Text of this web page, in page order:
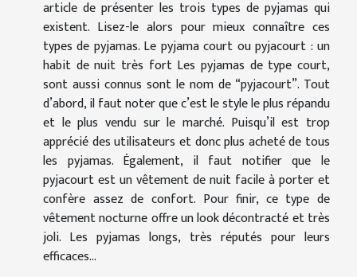
article de présenter les trois types de pyjamas qui
existent. Lisez-le alors pour mieux connaître ces
types de pyjamas. Le pyjama court ou pyjacourt : un
habit de nuit très fort Les pyjamas de type court,
sont aussi connus sont le nom de “pyjacourt”. Tout
d’abord, il faut noter que c’est le style le plus répandu
et le plus vendu sur le marché. Puisqu’il est trop
apprécié des utilisateurs et donc plus acheté de tous
les pyjamas. Également, il faut notifier que le
pyjacourt est un vêtement de nuit facile à porter et
confère assez de confort. Pour finir, ce type de
vêtement nocturne offre un look décontracté et très
joli. Les pyjamas longs, très réputés pour leurs
efficaces...